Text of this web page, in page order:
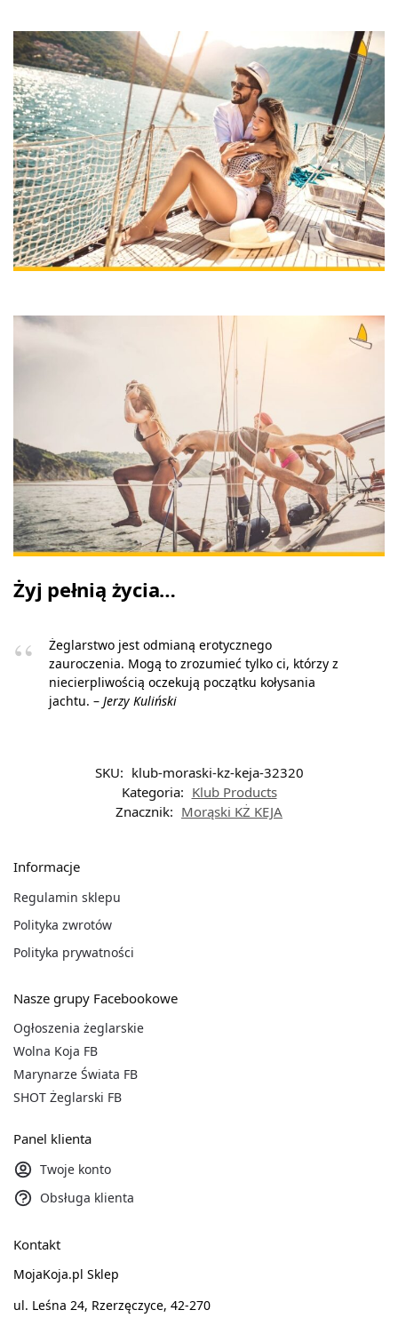
Żyj pełnią życia…
Żeglarstwo jest odmianą erotycznego
zauroczenia. Mogą to zrozumieć tylko ci, którzy z
niecierpliwością oczekują początku kołysania
jachtu. – Jerzy Kuliński
SKU: klub-moraski-kz-keja-32320
Kategoria: Klub Products
Znacznik: Morąski KŻ KEJA
Informacje
Regulamin sklepu
Polityka zwrotów
Polityka prywatności
Nasze grupy Facebookowe
Ogłoszenia żeglarskie
Wolna Koja FB
Marynarze Świata FB
SHOT Żeglarski FB
Panel klienta
Twoje konto
Obsługa klienta
Kontakt
MojaKoja.pl Sklep
ul. Leśna 24, Rzerzęczyce, 42-270